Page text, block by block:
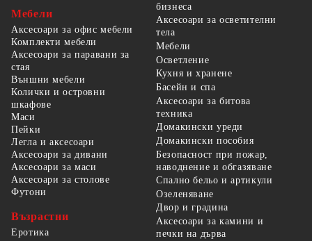
Мебели
Аксесоари за офис мебели
Комплекти мебели
Аксесоари за паравани за
стая
Външни мебели
Колички и островни
шкафове
Маси
Пейки
Легла и аксесоари
Аксесоари за дивани
Аксесоари за маси
Аксесоари за столове
Футони
Възрастни
Еротика
бизнеса
Аксесоари за осветителни
тела
Мебели
Осветление
Кухня и хранене
Басейн и спа
Аксесоари за битова
техника
Домакински уреди
Домакински пособия
Безопасност при пожар,
наводнение и обгазяване
Спално бельо и артикули
Озеленяване
Двор и градина
Аксесоари за камини и
печки на дърва